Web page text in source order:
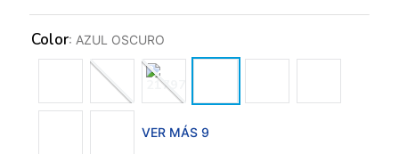
Color: AZUL OSCURO
VER MÁS 9